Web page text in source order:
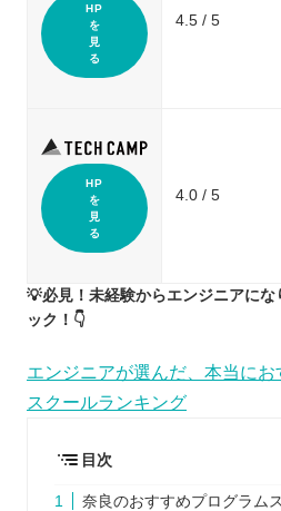
HP
を
見
る
4.5 / 5
HP
を
見
る
4.0 / 5
💡必見！未経験からエンジニアに
ック！👇
エンジニアが選んだ、本当に
スクールランキング
目次
奈良のおすすめプログラム